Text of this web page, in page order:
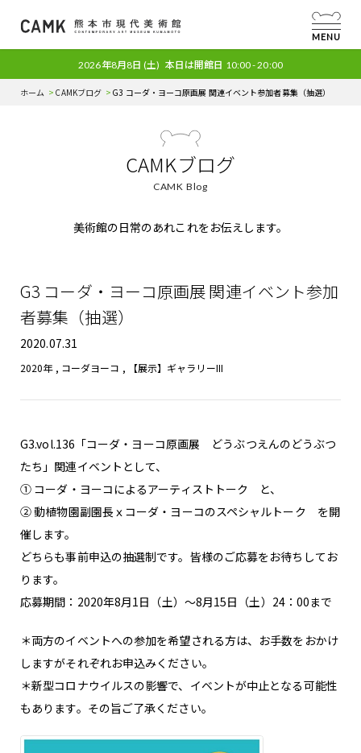
MENU
2026年8月8日 (土) 本日は開館日 10:00 - 20:00
ホーム CAMKブログ G3 コーダ・ヨーコ原画展 関連イベント参加者募集（抽選）
CAMKブログ
CAMK Blog
美術館の日常のあれこれをお伝えします。
G3 コーダ・ヨーコ原画展 関連イベント参加
者募集（抽選）
2020.07.31
2020年, コーダヨーコ , 【展示】ギャラリーIII
G3.vol.136「コーダ・ヨーコ原画展 どうぶつえんのどうぶつ
たち」関連イベントとして、
① コーダ・ヨーコによるアーティストトーク と、
② 動植物園副園長ｘコーダ・ヨーコのスペシャルトーク を開
催します。
どちらも事前申込の抽選制です。皆様のご応募をお待ちしてお
ります。
応募期間：2020年8月1日（土）～8月15日（土）24：00まで
＊両方のイベントへの参加を希望される方は、お手数をおかけ
しますがそれぞれお申込みください。
＊新型コロナウイルスの影響で、イベントが中止となる可能性
もあります。その旨ご了承ください。